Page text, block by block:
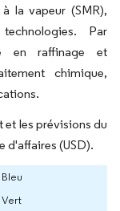
la vapeur (SMR),
Par
en raffinage et
chimique,
et les prévisions du
d'affaires (USD).